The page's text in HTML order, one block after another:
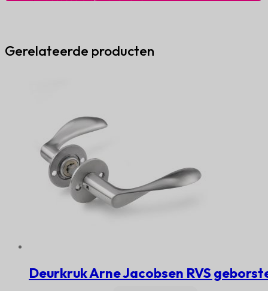
Gerelateerde producten
Deurkruk Arne Jacobsen RVS